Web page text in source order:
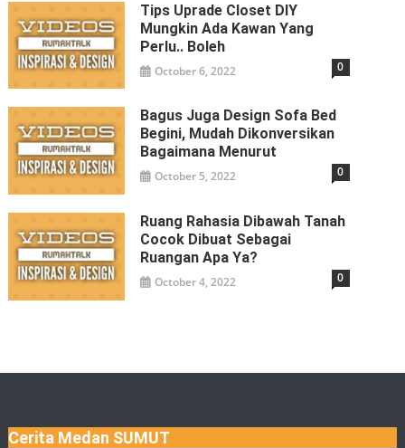
Tips Uprade Closet DIY
Mungkin Ada Kawan Yang
Perlu.. Boleh
October 6, 2022 0
Bagus Juga Design Sofa Bed
Begini, Mudah Dikonversikan
Bagaimana Menurut
October 5, 2022 0
Ruang Rahasia Dibawah Tanah
Cocok Dibuat Sebagai
Ruangan Apa Ya?
October 4, 2022 0
Cerita Medan SUMUT